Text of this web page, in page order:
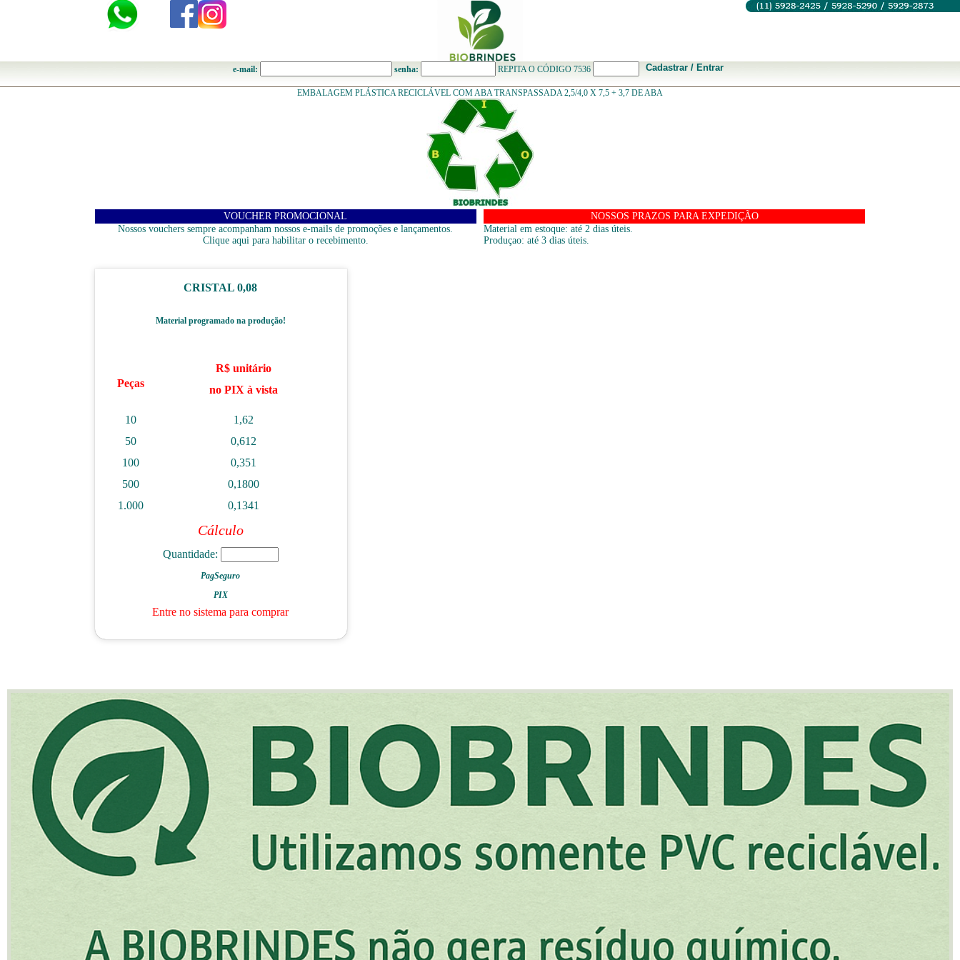
e-mail: senha: REPITA O CÓDIGO 7536 Cadastrar / Entrar
EMBALAGEM PLÁSTICA RECICLÁVEL COM ABA TRANSPASSADA 2,5/4,0 X 7,5 + 3,7 DE ABA
VOUCHER PROMOCIONAL
Nossos vouchers sempre acompanham nossos e-mails de promoções e lançamentos.
Clique aqui para habilitar o recebimento.
NOSSOS PRAZOS PARA EXPEDIÇÃO
Material em estoque: até 2 dias úteis.
Produçao: até 3 dias úteis.
CRISTAL 0,08
Material programado na produção!
Peças
R$ unitário
no PIX à vista
10
1,62
50
0,612
100
0,351
500
0,1800
1.000
0,1341
Cálculo
Quantidade:
PagSeguro
PIX
Entre no sistema para comprar